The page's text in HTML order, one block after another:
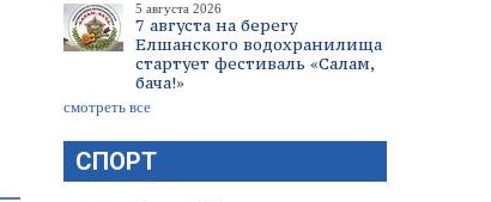
5 августа 2026
7 августа на берегу
Елшанского водохранилища
стартует фестиваль «Салам,
бача!»
смотреть все
СПОРТ